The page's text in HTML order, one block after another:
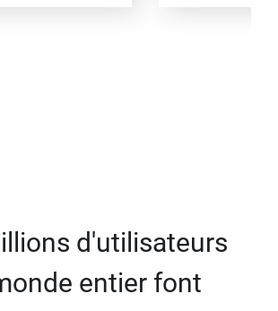
d'utilisateurs
entier font